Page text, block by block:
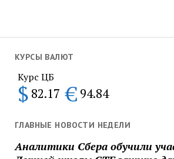
КУРСЫ ВАЛЮТ
Курс ЦБ
$ 82.17 € 94.84
ГЛАВНЫЕ НОВОСТИ НЕДЕЛИ
Аналитики Сбера обучили